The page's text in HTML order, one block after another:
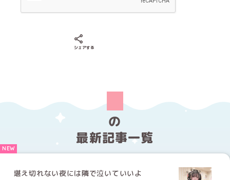
シェアする
の
最新記事一覧
堪え切れない夜には隣で泣いていいよ